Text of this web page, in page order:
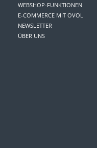
WEBSHOP-FUNKTIONEN
E-COMMERCE MIT OVOL
NEWSLETTER
ÜBER UNS